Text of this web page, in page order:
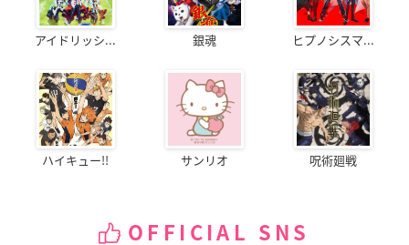
アイドリッシ... 銀魂 ヒプノシスマ...
ハイキュー!! サンリオ 呪術廻戦
OFFICIAL SNS